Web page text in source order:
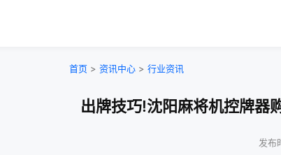
首页 > 资讯中心 > 行业资讯
出牌技巧!沈阳麻将机控牌器
发布